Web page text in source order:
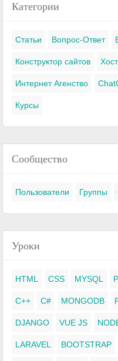
Категории
Статьи Вопрос-Ответ
Конструктор сайтов
Интернет Агенство
Курсы
Сообщество
Пользователи Группы
Уроки
HTML CSS MYSQL
C++ C# MONGODB
DJANGO VUE JS
LARAVEL BOOTSTRAP